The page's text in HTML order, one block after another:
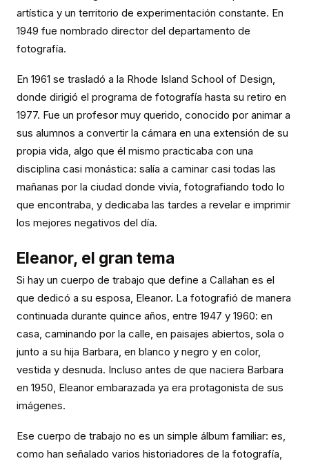
artística y un territorio de experimentación constante. En
1949 fue nombrado director del departamento de
fotografía.
En 1961 se trasladó a la Rhode Island School of Design,
donde dirigió el programa de fotografía hasta su retiro en
1977. Fue un profesor muy querido, conocido por animar a
sus alumnos a convertir la cámara en una extensión de su
propia vida, algo que él mismo practicaba con una
disciplina casi monástica: salía a caminar casi todas las
mañanas por la ciudad donde vivía, fotografiando todo lo
que encontraba, y dedicaba las tardes a revelar e imprimir
los mejores negativos del día.
Eleanor, el gran tema
Si hay un cuerpo de trabajo que define a Callahan es el
que dedicó a su esposa, Eleanor. La fotografió de manera
continuada durante quince años, entre 1947 y 1960: en
casa, caminando por la calle, en paisajes abiertos, sola o
junto a su hija Barbara, en blanco y negro y en color,
vestida y desnuda. Incluso antes de que naciera Barbara
en 1950, Eleanor embarazada ya era protagonista de sus
imágenes.
Ese cuerpo de trabajo no es un simple álbum familiar: es,
como han señalado varios historiadores de la fotografía,